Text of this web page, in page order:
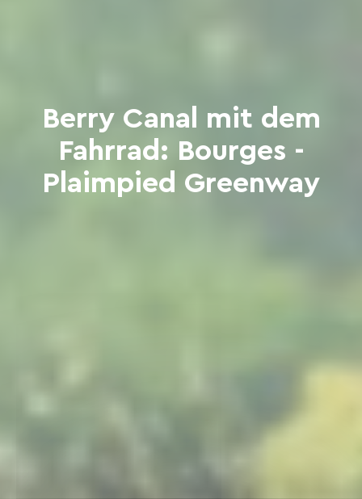
Berry Canal mit dem
Fahrrad: Bourges -
Plaimpied Greenway